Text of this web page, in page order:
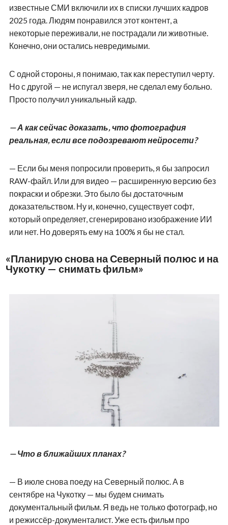
известные СМИ включили их в списки лучших кадров
2025 года. Людям понравился этот контент, а
некоторые переживали, не пострадали ли животные.
Конечно, они остались невредимыми.
С одной стороны, я понимаю, так как переступил черту.
Но с другой — не испугал зверя, не сделал ему больно.
Просто получил уникальный кадр.
— А как сейчас доказать, что фотография
реальная, если все подозревают нейросети?
— Если бы меня попросили проверить, я бы запросил
RAW-файл. Или для видео — расширенную версию без
покраски и обрезки. Это было бы достаточным
доказательством. Ну и, конечно, существует софт,
который определяет, сгенерировано изображение ИИ
или нет. Но доверять ему на 100% я бы не стал.
«Планирую снова на Северный полюс и на
Чукотку — снимать фильм»
— Что в ближайших планах?
— В июле снова поеду на Северный полюс. А в
сентябре на Чукотку — мы будем снимать
документальный фильм. Я ведь не только фотограф, но
и режиссёр-документалист. Уже есть фильм про